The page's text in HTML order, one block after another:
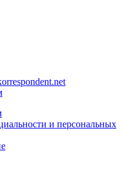
и персональных